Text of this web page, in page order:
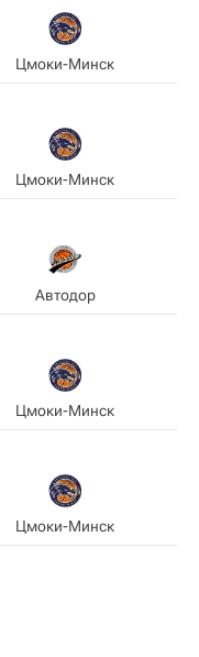
Цмоки-Минск
Цмоки-Минск
Автодор
Цмоки-Минск
Цмоки-Минск